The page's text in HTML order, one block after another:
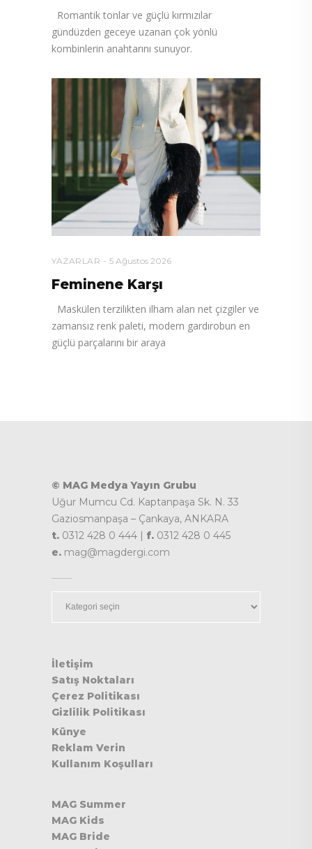
Romantik tonlar ve güçlü kırmızılar
gündüzden geceye uzanan çok yönlü
kombinlerin anahtarını sunuyor.
YAZARLAR 5 Ağustos 2026
Feminene Karşı
Maskülen terzilikten ilham alan net çizgiler ve
zamansız renk paleti, modern gardırobun en
güçlü parçalarını bir araya
© MAG Medya Yayın Grubu
Uğur Mumcu Cd. Kaptanpaşa Sk. N. 33
Gaziosmanpaşa – Çankaya, ANKARA
t. 0312 428 0 444 | f. 0312 428 0 445
e. mag@magdergi.com
İletişim
Satış Noktaları
Çerez Politikası
Gizlilik Politikası
Künye
Reklam Verin
Kullanım Koşulları
MAG Summer
MAG Kids
MAG Bride